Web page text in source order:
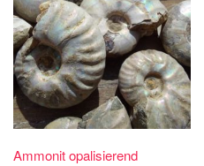
Ammonit opalisierend